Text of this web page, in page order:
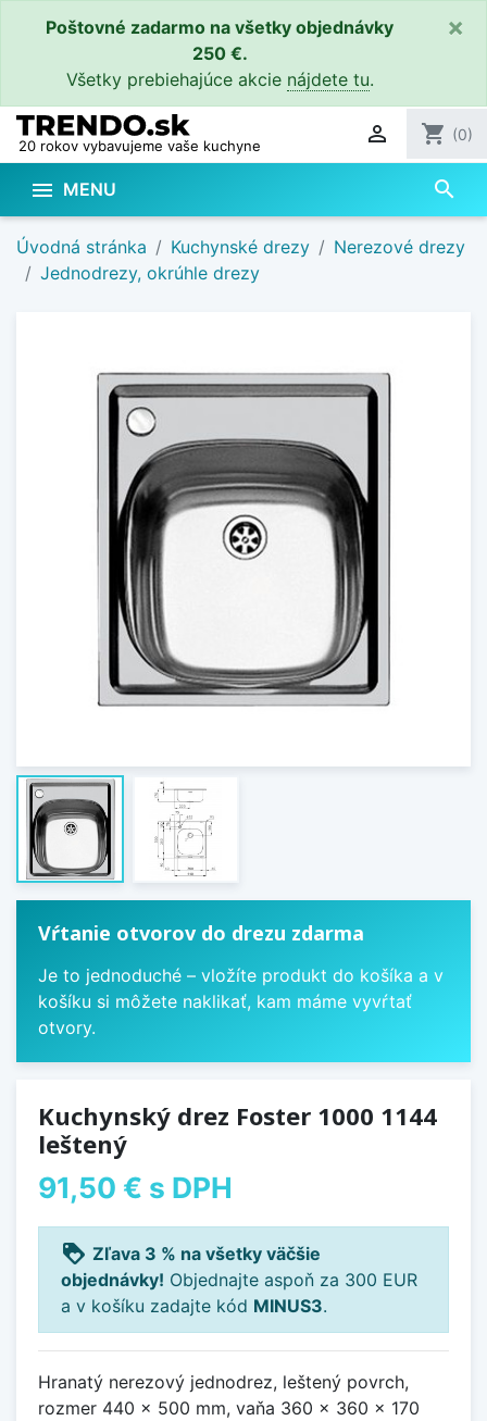
Poštovné zadarmo na všetky objednávky
250 €.
Všetky prebiehajúce akcie nájdete tu.
×
20 rokov vybavujeme vaše kuchyne  shopping_cart (0)
 MENU search
Úvodná stránka Kuchynské drezy
Nerezové drezy
Jednodrezy, okrúhle drezy
Vŕtanie otvorov do drezu zdarma
Je to jednoduché – vložíte produkt do košíka a v
košíku si môžete naklikať, kam máme vyvŕtať
otvory.
Kuchynský drez Foster 1000 1144
leštený
91,50 € s DPH
loyalty Zľava 3 % na všetky väčšie
objednávky! Objednajte aspoň za 300 EUR
a v košíku zadajte kód MINUS3.
Hranatý nerezový jednodrez, leštený povrch,
rozmer 440 x 500 mm, vaňa 360 x 360 x 170